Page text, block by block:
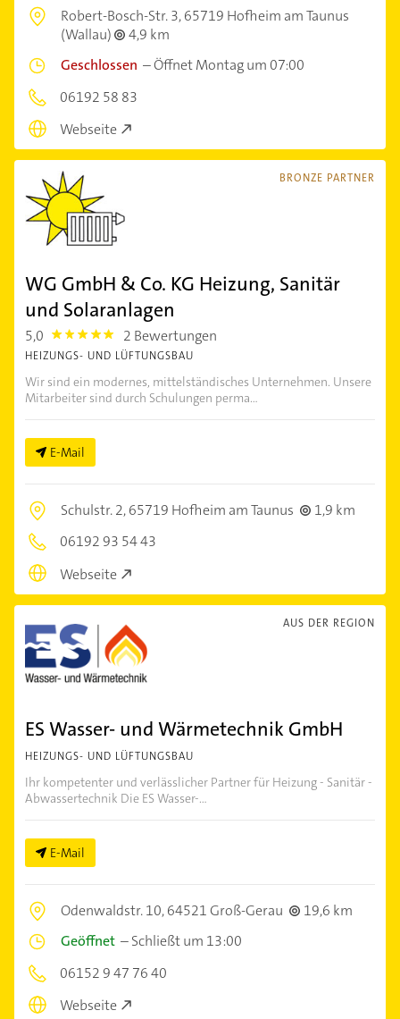
Robert-Bosch-Str. 3,65719 Hofheim am Taunus
(Wallau)
4,9 km
Geschlossen –Öffnet Montag um 07:00
06192 58 83
Webseite
BRONZE PARTNER
WG GmbH & Co. KG Heizung, Sanitär
und Solaranlagen
5,0 5.0 2 Bewertungen
HEIZUNGS- UND LÜFTUNGSBAU
Wir sind ein modernes, mittelständisches Unternehmen. Unsere
Mitarbeiter sind durch Schulungen perma...
E-Mail
Schulstr. 2,65719 Hofheim am Taunus
1,9 km
06192 93 54 43
Webseite
AUS DER REGION
ES Wasser- und Wärmetechnik GmbH
HEIZUNGS- UND LÜFTUNGSBAU
Ihr kompetenter und verlässlicher Partner für Heizung - Sanitär -
Abwassertechnik Die ES Wasser-...
E-Mail
Odenwaldstr. 10,64521 Groß-Gerau
19,6 km
Geöffnet –Schließt um 13:00
06152 9 47 76 40
Webseite